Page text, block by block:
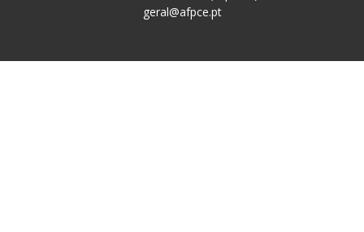
geral@afpce.pt